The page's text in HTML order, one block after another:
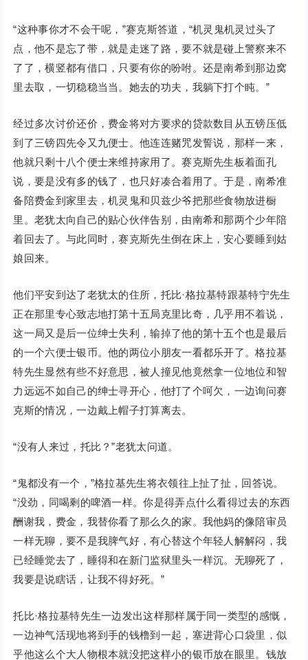
“这种事你才不会干呢，”赛克斯答道，“机灵鬼机灵过头了
点，他不是忘了带，就是走迷了路，要不就是碰上警察来不
了了，横竖都有借口，只要有你的吩咐。还是南希到那边窝
里去取，一切稳稳当当。她去的功夫，我躺下打个盹。”
经过多次讨价还价，费金将对方要求的贷款数目从五镑压低
到了三镑四先令又九便士。他连连赌咒发誓说，那样一来，
他就只剩十八个便士来维持家用了。赛克斯先生板着面孔
说，要是没有多的钱了，也只好凑合着用了。于是，南希准
备陪费金到家里去，机灵鬼和贝兹少爷把那些食物放进橱
里。老犹太向自己的贴心伙伴告别，由南希和那两个少年陪
着回去了。与此同时，赛克斯先生倒在床上，安心要睡到姑
娘回来。
他们平安到达了老犹太的住所，托比·格拉基特跟基特宁先生
正在那里专心致志地打第十五局克里比奇，几乎用不着说，
这一局又是后一位绅士失利，输掉了他的第十五个也是最后
的一个六便士银币。他的两位小朋友一看都乐开了。格拉基
特先生显然有些不好意思，被人撞见他竟然拿一位地位和智
力远远不如自己的绅士寻开心，他打了个呵欠，一边询问赛
克斯的情况，一边戴上帽子打算离去。
“没有人来过，托比？”老犹太问道。
“鬼都没有一个，”格拉基先生将衣领往上扯了扯，回答说。
“没劲，同喝剩的啤酒一样。你是得弄点什么看得过去的东西
酬谢我，费金，我替你看了那么久的家。我他妈的像陪审员
一样无聊，要不是我脾气好，有心替这个年轻人解解闷，我
已经睡觉去了，睡得和在新门监狱里头一样沉。无聊死了，
我要是说瞎话，让我不得好死。”
托比·格拉基特先生一边发出这样那样属于同一类型的感慨，
一边神气活现地将到手的钱橹到一起，塞进背心口袋里，似
乎他这么个大人物根本就没把这样小的银币放在眼里。钱放